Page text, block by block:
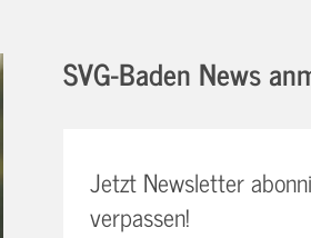
SVG-Baden News
Jetzt Newsletter
verpassen!